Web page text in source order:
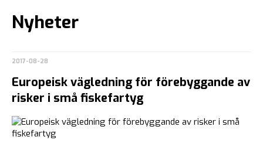
Nyheter
2017-08-28
Europeisk vägledning för förebyggande av
risker i små fiskefartyg